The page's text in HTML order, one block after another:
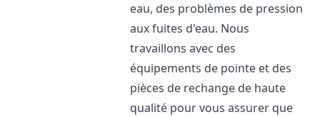
eau, des problèmes de pression
aux fuites d'eau. Nous
travaillons avec des
équipements de pointe et des
pièces de rechange de haute
qualité pour vous assurer que